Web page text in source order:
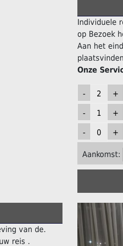
Individuele
op Bezoek
Aan het
Onze
Aankomst:
van de.
reis .